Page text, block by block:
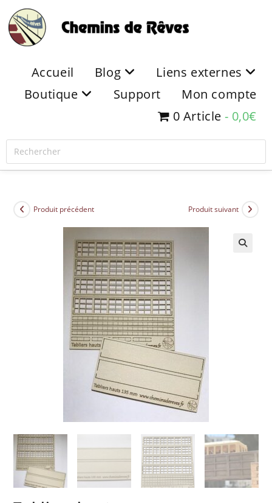
Accueil Blog
Liens externes
Boutique
Support
Mon compte
0 Article
0,0€
Produit précédent Produit suivant